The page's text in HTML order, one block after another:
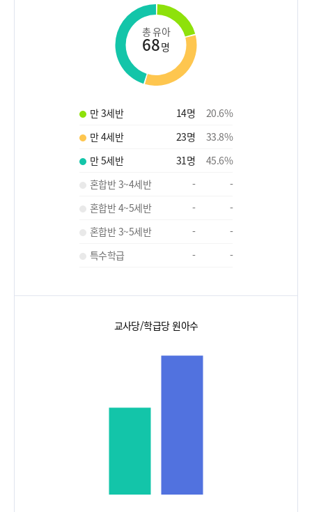
총 유아
68명
만 3세반 14명 20.6%
만 4세반
23명 33.8%
만 5세반
31명 45.6%
혼합반 3~4세반
-
-
혼합반 4~5세반
-
-
혼합반 3~5세반
-
-
특수학급
- -
교사당/학급당 원아수